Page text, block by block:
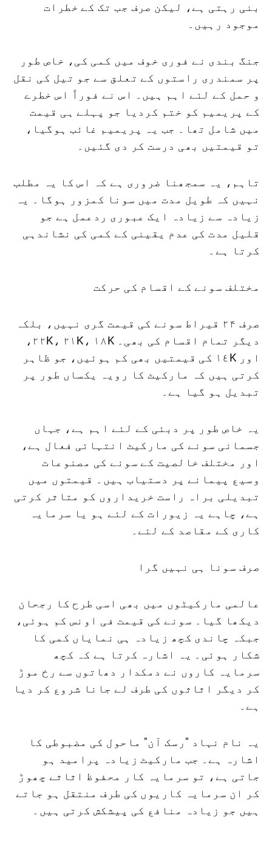
بنی رہتی ہے، لیکن صرف جب تک کے خطرات
موجود رہیں۔
جنگ بندی نے فوری خوف میں کمی کی، خاص طور
پر سمندری راستوں کے تعلق سے جو تیل کی نقل
و حمل کے لئے اہم ہیں۔ اس نے فوراً اس خطرے
کے پریمیم کو ختم کردیا جو پہلے ہی قیمت
میں شامل تھا۔ جب یہ پریمیم غائب ہوگیا،
تو قیمتیں بھی درست کر دی گئیں۔
تاہم، یہ سمجھنا ضروری ہے کہ اس کا یہ مطلب
نہیں کہ طویل مدت میں سونا کمزور ہوگا۔ یہ
زیادہ سے زیادہ ایک عبوری ردعمل ہے جو
قلیل مدت کی عدم یقینی کے کمی کی نشاندہی
کرتا ہے۔
مختلف سونے کے اقسام کی حرکت
صرف ۲۴ قیراط سونے کی قیمت گری نہیں، بلکہ
دیگر تمام اقسام کی بھی۔ ۲۲K، ۲۱K، ۱۸K،
اور ١٤K کی قیمتیں بھی کم ہوئیں، جو ظاہر
کرتی ہیں کہ مارکیٹ کا رویہ یکساں طور پر
تبدیل ہو گیا ہے۔
یہ خاص طور پر دبئی کے لئے اہم ہے، جہاں
جسمانی سونے کی مارکیٹ انتہائی فعال ہے،
اور مختلف خالصیت کے سونے کی مصنوعات
وسیع پیمانے پر دستیاب ہیں۔ قیمتوں میں
تبدیلی براہ راست خریداروں کو متاثر کرتی
ہے، چاہے یہ زیورات کے لئے ہو یا سرمایہ
کاری کے مقاصد کے لئے۔
صرف سونا ہی نہیں گرا
عالمی مارکیٹوں میں بھی اسی طرح کا رجحان
دیکھا گیا۔ سونے کی قیمت فی اونس کم ہوئی،
جبکہ چاندی کچھ زیادہ ہی نمایاں کمی کا
شکار ہوئی۔ یہ اشارہ کرتا ہے کہ کچھ
سرمایہ کاروں نے دمکدار دھاتوں سے رخ موڑ
کر دیگر اثاثوں کی طرف لے جانا شروع کر دیا
ہے۔
یہ نام نہاد "رسک آن" ماحول کی مضبوطی کا
اشارہ ہے۔ جب مارکیٹ زیادہ پرامید ہو
جاتی ہے، تو سرمایہ کار محفوظ اثاثے چھوڑ
کر ان سرمایہ کاریوں کی طرف منتقل ہو جاتے
ہیں جو زیادہ منافع کی پیشکش کرتی ہیں۔